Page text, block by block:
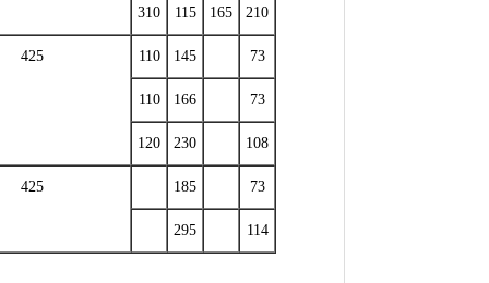
310 115 165 210
425 110 145 73
110 166 73
120 230 108
425 185 73
295 114